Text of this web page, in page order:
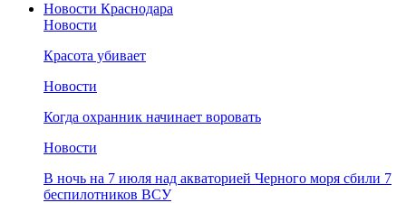
Новости Краснодара
Новости
Красота убивает
Новости
Когда охранник начинает воровать
Новости
В ночь на 7 июля над акваторией Черного моря сбили 7
беспилотников ВСУ